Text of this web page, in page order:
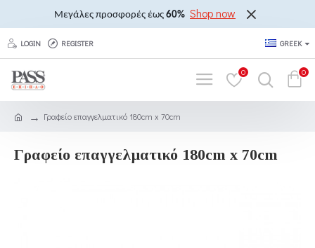
Μεγάλες προσφορές έως 60% Shop now
LOGIN REGISTER GREEK
0 0
Γραφείο επαγγελματικό 180cm x 70cm
Γραφείο επαγγελματικό 180cm x 70cm